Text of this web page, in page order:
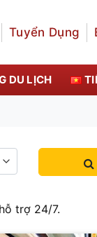
Tuyển Dụng
DU LỊCH
trợ 24/7.